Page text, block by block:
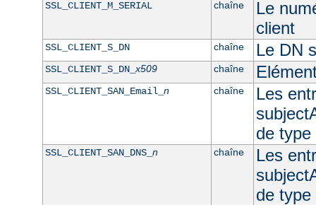
SSL_CLIENT_M_SERIAL chaîne
Le
client
SSL_CLIENT_S_DN chaîne Le DN
SSL_CLIENT_S_DN_x509 chaîne
SSL_CLIENT_SAN_Email_ n chaîne
Les
de type
SSL_CLIENT_SAN_DNS_ n chaîne
Les
de type